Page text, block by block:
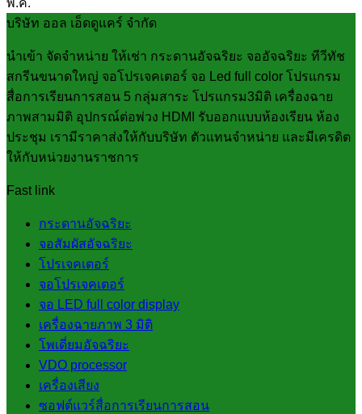
พ.ค.
บริษัท ออล เอ็ดดูแคร์ จำกัด
นำเข้า จัดจำหน่าย ให้เช่า กระดานอัจฉริยะ จออัจฉริยะ ทีวีทัช
สกรีนขนาดใหญ่ จอโปรเจคเตอร์ จอ Led full color โปรแกรม
สื่อการเรียนการสอน 5 กลุ่มสาระ โปรแกรม3มิติ เครื่องฉาย
ภาพสามมิติ อุปกรณ์ต่อพ่วง HDMI รับออกแบบห้องเรียน ห้อง
ประชุม เรามีราคาส่งให้กับบริษัท ตัวแทนจำหน่าย และมีเครดิต
ให้กับหน่วยงานราชการ
Fast link
กระดานอัจฉริยะ
จอสัมผัสอัจฉริยะ
โปรเจคเตอร์
จอโปรเจคเตอร์
จอ LED full color display
เครื่องฉายภาพ 3 มิติ
โพเดี่ยมอัจฉริยะ
VDO processor
เครื่องเสียง
ซอฟต์แวร์สื่อการเรียนการสอน